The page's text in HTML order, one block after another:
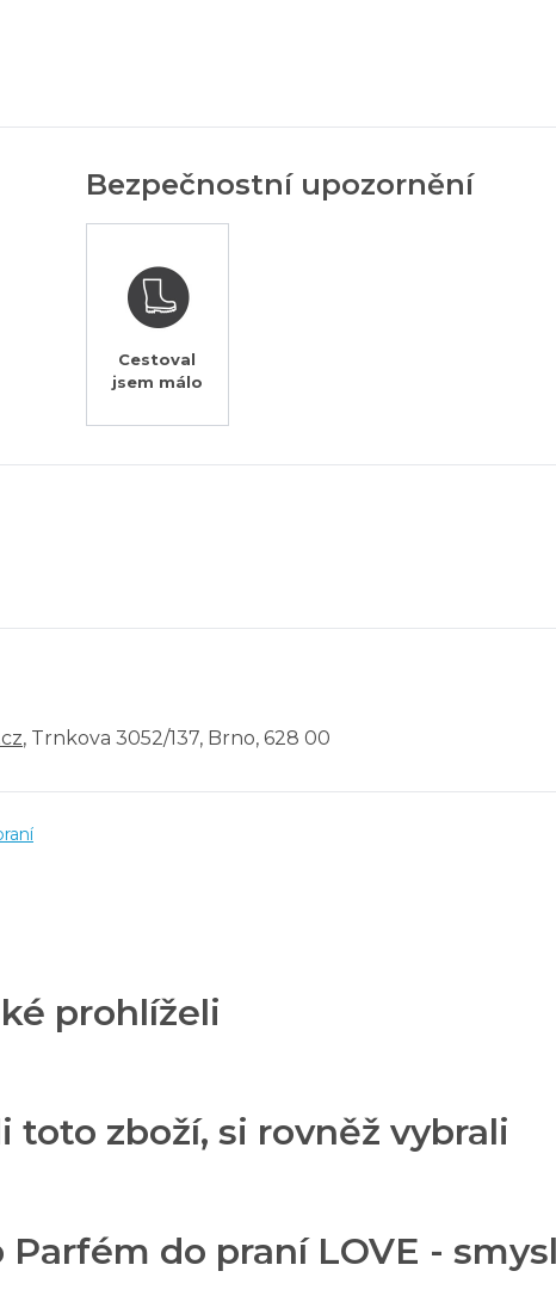
Bezpečnostní upozornění
Cestoval
jsem málo
, Trnkova 3052/137, Brno, 628 00
prohlíželi
zboží, si rovněž vybrali
do praní LOVE -